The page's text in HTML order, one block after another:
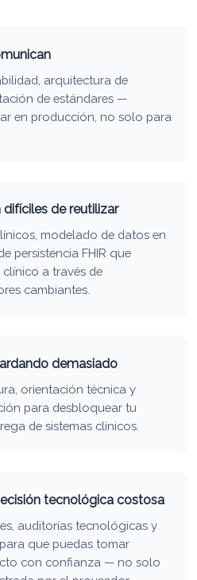
arquitectura de
de estándares —
en producción, no solo para
de reutilizar
modelado de datos en
persistencia FHIR que
a través de
cambiantes.
demasiado
orientación técnica y
para desbloquear tu
de sistemas clínicos.
tecnológica costosa
auditorías tecnológicas y
que puedas tomar
con confianza — no solo